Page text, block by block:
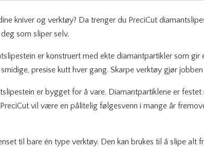
kniver og verktøy? Da trenger du PreciCut
som sliper selv.
er konstruert med ekte diamantpartikler som
presise kutt hver gang. Skarpe verktøy gjør
er bygget for å vare. Diamantpartiklene er
vil være en pålitelig følgesvenn i mange år
til bare én type verktøy. Den kan brukes til å slipe alt